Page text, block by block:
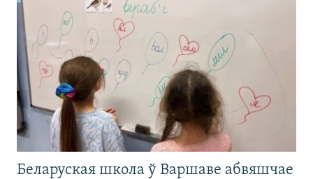
Беларуская школа ў Варшаве абвяшчае